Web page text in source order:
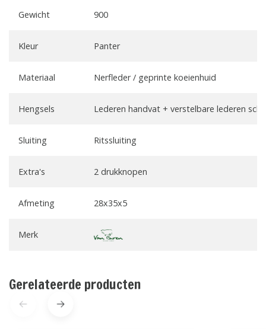
Gewicht 900
Kleur Panter
Materiaal Nerfleder / geprinte koeienhuid
Hengsels Lederen handvat + verstelbare lederen
Sluiting Ritssluiting
Extra's 2 drukknopen
Afmeting 28x35x5
Merk
Gerelateerde producten